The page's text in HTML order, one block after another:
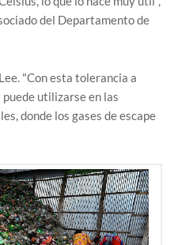
del Departamento de
"Con esta tolerancia a
utilizarse en las
donde los gases de escape